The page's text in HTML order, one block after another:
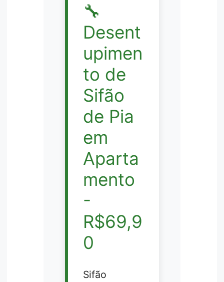
🔧
Desent
upimen
to de
Sifão
de Pia
em
Aparta
mento
-
R$69,9
0
Sifão